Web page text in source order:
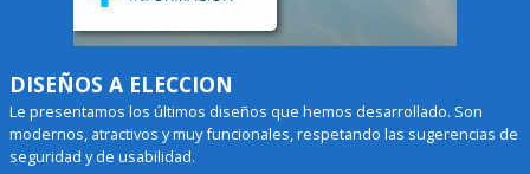
DISEÑOS A ELECCION
Le presentamos los últimos diseños que hemos desarrollado. Son
modernos, atractivos y muy funcionales, respetando las sugerencias de
seguridad y de usabilidad.